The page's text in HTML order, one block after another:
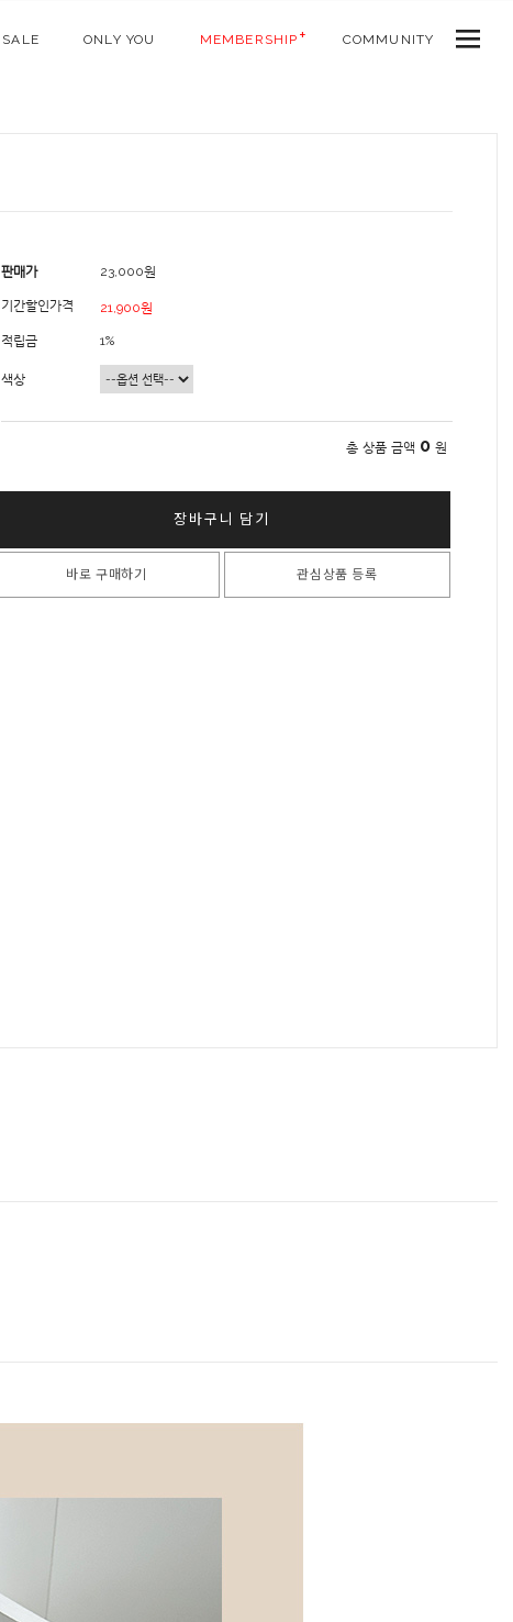
SALE ONLY YOU MEMBERSHIP COMMUNITY
판매가 23,000원
기간할인가격 21,900원
적립금 1%
색상
총 상품 금액 0 원
장바구니 담기
바로 구매하기 관심상품 등록